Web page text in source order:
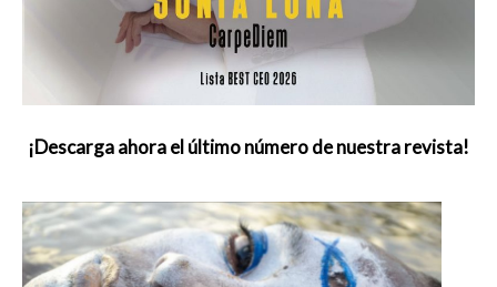
¡Descarga ahora el último número de nuestra revista!